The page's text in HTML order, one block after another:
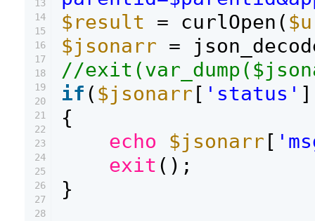
13
14
15
16
17
18
19
20
21
22
23
24
25
26
27
28
$result
= curlOpen(
$jsonarr =
//
if ( $jsonarr [ 'status'
{
echo
$jsonarr [
exit ();
}